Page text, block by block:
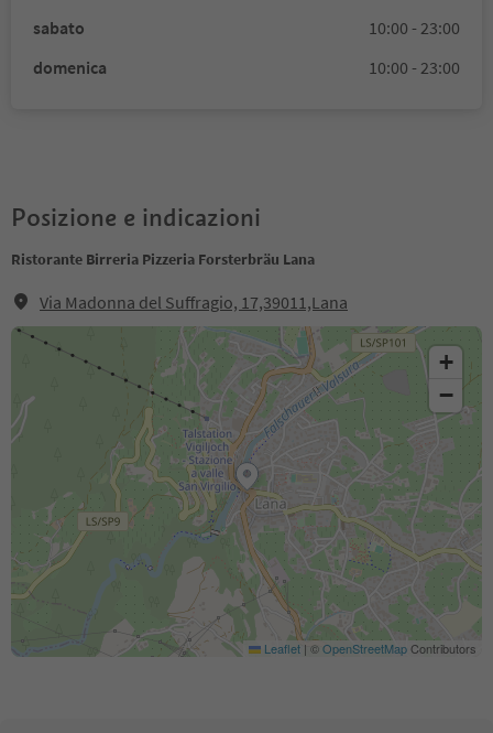
sabato
10:00 - 23:00
domenica
10:00 - 23:00
Posizione e indicazioni
Ristorante Birreria Pizzeria Forsterbräu Lana
Via Madonna del Suffragio, 17,39011,Lana
+
−
Leaflet | ©OpenStreetMapContributors